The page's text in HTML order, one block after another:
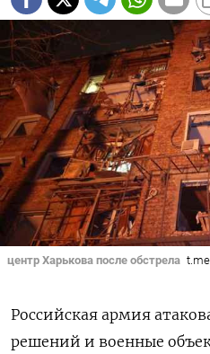
центр Харькова после обстрела
Российская армия
решений и военные